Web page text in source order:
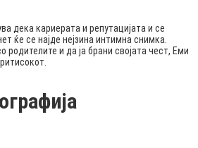
дека кариерата и репутацијата и се
ќе се најде нејзина интимна снимка.
родителите и да ја брани својата чест, Еми